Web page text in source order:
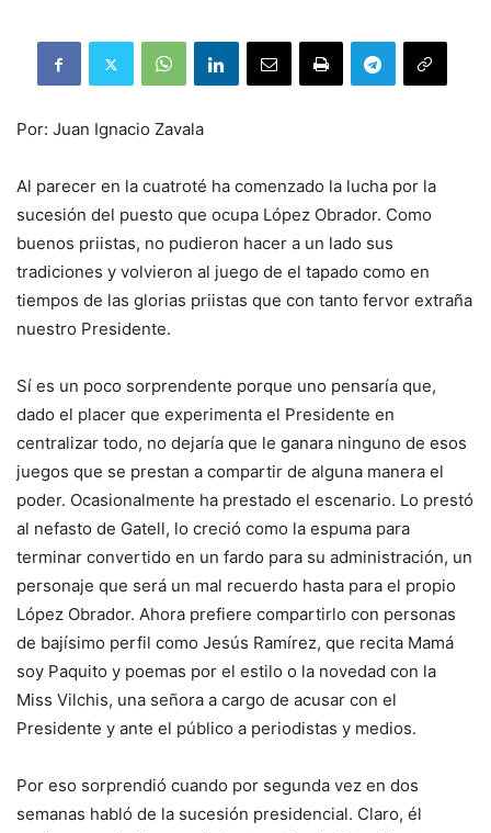
Por: Juan Ignacio Zavala
Al parecer en la cuatroté ha comenzado la lucha por la
sucesión del puesto que ocupa López Obrador. Como
buenos priistas, no pudieron hacer a un lado sus
tradiciones y volvieron al juego de el tapado como en
tiempos de las glorias priistas que con tanto fervor extraña
nuestro Presidente.
Sí es un poco sorprendente porque uno pensaría que,
dado el placer que experimenta el Presidente en
centralizar todo, no dejaría que le ganara ninguno de esos
juegos que se prestan a compartir de alguna manera el
poder. Ocasionalmente ha prestado el escenario. Lo prestó
al nefasto de Gatell, lo creció como la espuma para
terminar convertido en un fardo para su administración, un
personaje que será un mal recuerdo hasta para el propio
López Obrador. Ahora prefiere compartirlo con personas
de bajísimo perfil como Jesús Ramírez, que recita Mamá
soy Paquito y poemas por el estilo o la novedad con la
Miss Vilchis, una señora a cargo de acusar con el
Presidente y ante el público a periodistas y medios.
Por eso sorprendió cuando por segunda vez en dos
semanas habló de la sucesión presidencial. Claro, él